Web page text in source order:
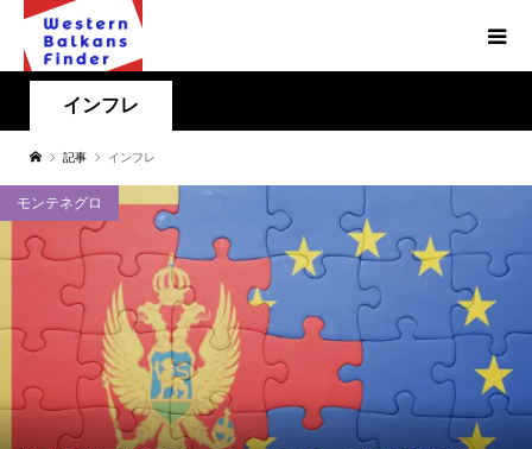
インフレ
記事 インフレ
モンテネグロ